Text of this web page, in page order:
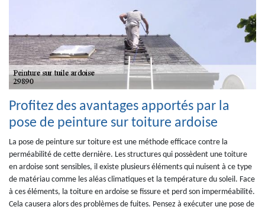
Profitez des avantages apportés par la
pose de peinture sur toiture ardoise
La pose de peinture sur toiture est une méthode efficace contre la
perméabilité de cette dernière. Les structures qui possèdent une toiture
en ardoise sont sensibles, il existe plusieurs éléments qui nuisent à ce type
de matériau comme les aléas climatiques et la température du soleil. Face
à ces éléments, la toiture en ardoise se fissure et perd son imperméabilité.
Cela causera alors des problèmes de fuites. Pensez à exécuter une pose de